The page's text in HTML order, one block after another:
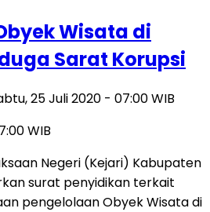
Wisata di
Sarat Korupsi
25 Juli 2020 - 07:00 WIB
WIB
Negeri (Kejari) Kabupaten
surat penyidikan terkait
pengelolaan Obyek Wisata di